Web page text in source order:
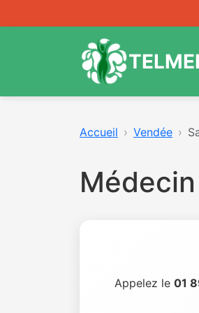
Accueil Vendée
Appelez le 01